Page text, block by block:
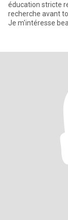
éducation stricte
recherche avant